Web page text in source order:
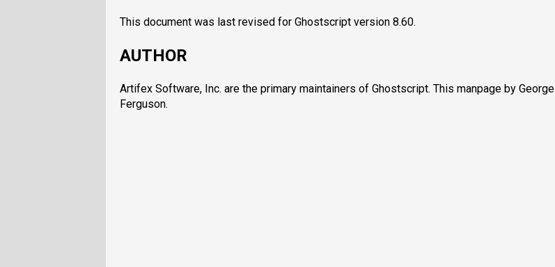
This document was last revised for Ghostscript version 8.60.
AUTHOR
Artifex Software, Inc. are the primary maintainers of Ghostscript. This manpage by George
Ferguson.